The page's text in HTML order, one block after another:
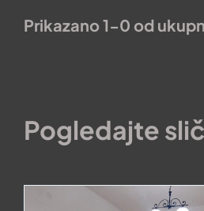
Prikazano 1-0 od
Pogledajte